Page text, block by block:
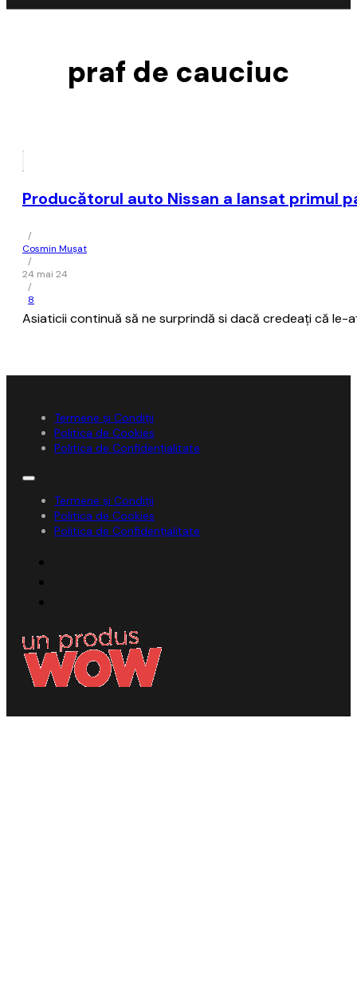
praf de cauciuc
Producătorul auto Nissan a lansat primul
/
Cosmin Mușat
/
24 mai 24
/
8
Asiaticii continuă să ne surprindă si dacă credeaţi că le-
Termene și Condiții
Politica de Cookies
Politica de Confidențialitate
Termene și Condiții
Politica de Cookies
Politica de Confidențialitate